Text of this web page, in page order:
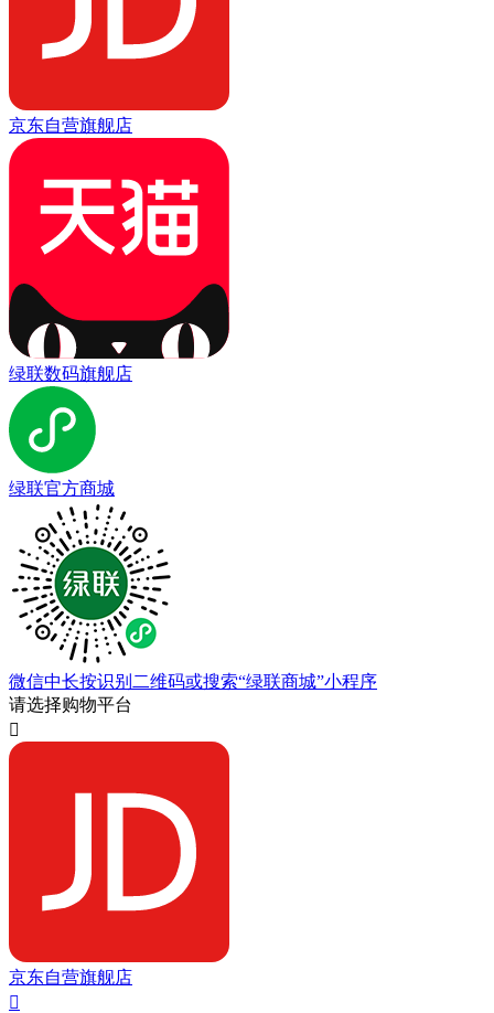
京东自营旗舰店
绿联数码旗舰店
绿联官方商城
微信中长按识别二维码或搜索“绿联商城”小程序
请选择购物平台

京东自营旗舰店
